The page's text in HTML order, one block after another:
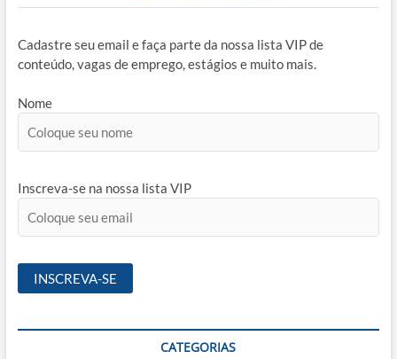
Cadastre seu email e faça parte da nossa lista VIP de
conteúdo, vagas de emprego, estágios e muito mais.
Nome
Inscreva-se na nossa lista VIP
CATEGORIAS